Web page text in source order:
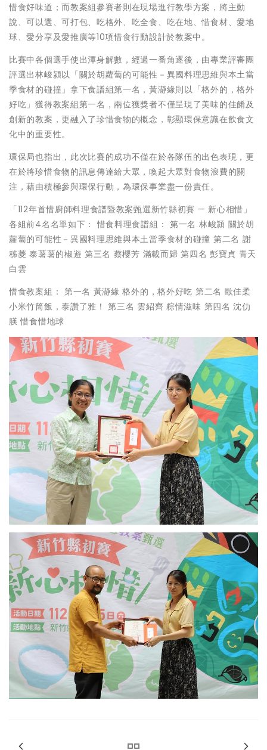
惜食好味道；而教案組參賽者則在現場進行教學方案，將主動
說、可以選、可打包、吃格外、吃全食、吃在地、惜食材、愛地
球、愛分享及愛推廣等10項惜食行動設計於教案中。
比賽中各個選手使出渾身解數，經過一番角逐後，由專業評審團
評選出林峻潁以「關於胡蘿蔔的可能性－異國料理思維與本土當
季食材的碰撞」拿下食譜組第一名，黃瀞緣則以「格外的，格外
好吃」獲得教案組第一名，兩位獲獎者不僅呈現了美味的佳餚及
創新的教案，更融入了珍惜食物的概念，彰顯環保意識在飲食文
化中的重要性。
環保局也指出，此次比賽的成功不僅在於各隊伍的出色表現，更
在於將珍惜食物的訊息傳達給大眾，喚起大眾對食物浪費的關
注，藉由積極參與環保行動，為環保事業盡一份責任。
「112年首惜廚師料理食譜暨教案甄選新竹縣初賽 — 新心相惜」
各組前4名名單如下： 惜食料理食譜組： 第一名 林峻潁 關於胡
蘿蔔的可能性－異國料理思維與本土當季食材的碰撞 第二名 謝
秭菱 泰薯薯的椒遊 第三名 蔡櫻芳 滿載而歸 第四名 彭寶貞 青天
白雲
惜食教案組： 第一名 黃瀞緣 格外的，格外好吃 第二名 歐佳柔
小米竹筒飯，泰讚了雅！ 第三名 雲紹齊 粽情滋味 第四名 沈仂
朠 惜食惜地球